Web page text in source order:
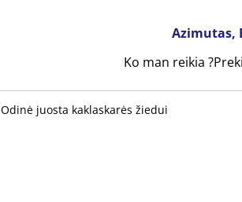
Azimutas,
Ko man reikia ?
Odinė juosta kaklaskarės žiedui